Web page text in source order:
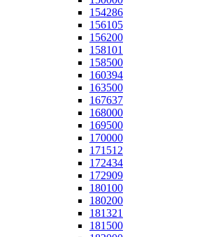
154286
156105
156200
158101
158500
160394
163500
167637
168000
169500
170000
171512
172434
172909
180100
180200
181321
181500